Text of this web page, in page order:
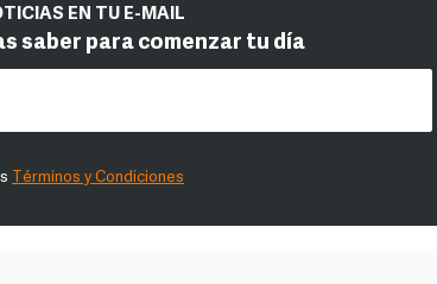
EN TU E-MAIL
saber para comenzar tu día
Términos y Condiciones